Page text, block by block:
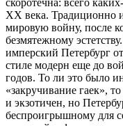
скоротечна: всего
XX века. Традиционно
мировую войну, после
безмятежному
имперский Петербург
стиле модерн еще до
годов. То ли это было
«закручивание гаек»,
и экзотичен, но
беспроигрышному для